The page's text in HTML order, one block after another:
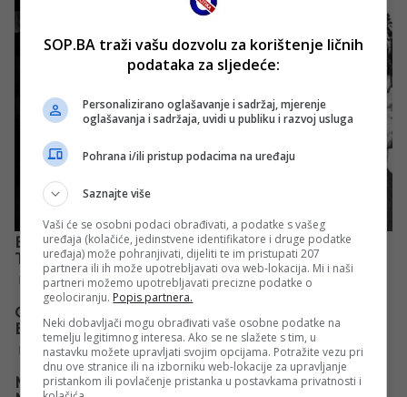
SOP.BA traži vašu dozvolu za korištenje ličnih
podataka za sljedeće:
Personalizirano oglašavanje i sadržaj, mjerenje
oglašavanja i sadržaja, uvidi u publiku i razvoj usluga
Pohrana i/ili pristup podacima na uređaju
Saznajte više
Vaši će se osobni podaci obrađivati, a podatke s vašeg
uređaja (kolačiće, jedinstvene identifikatore i druge podatke
uređaja) može pohranjivati, dijeliti te im pristupati 207
partnera ili ih može upotrebljavati ova web-lokacija. Mi i naši
partneri možemo upotrebljavati precizne podatke o
geolociranju. Popis partnera.
Neki dobavljači mogu obrađivati vaše osobne podatke na
temelju legitimnog interesa. Ako se ne slažete s tim, u
nastavku možete upravljati svojim opcijama. Potražite vezu pri
dnu ove stranice ili na izborniku web-lokacije za upravljanje
pristankom ili povlačenje pristanka u postavkama privatnosti i